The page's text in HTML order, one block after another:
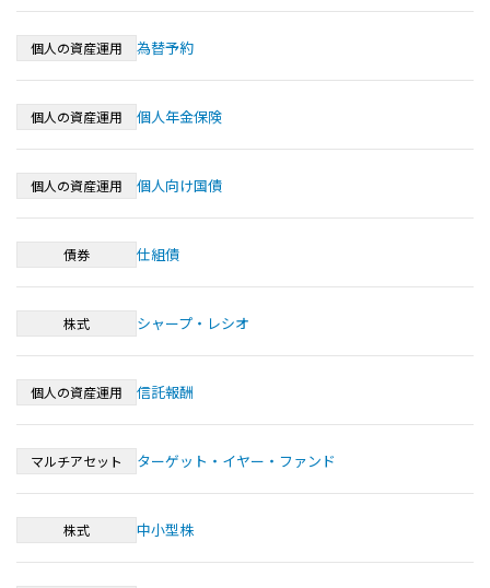
個人の資産運用 為替予約
個人の資産運用 個人年金保険
個人の資産運用 個人向け国債
債券 仕組債
株式 シャープ・レシオ
個人の資産運用 信託報酬
マルチアセット ターゲット・イヤー・ファンド
株式 中小型株